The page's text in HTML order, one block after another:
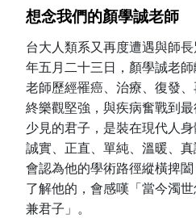
想念我們的顏學誠老師
台大人類系又再度遭遇與師
年五月二十三日，顏學誠老
老師歷經罹癌、治療、復發
終樂觀堅強，與疾病奮戰到
少見的君子，是裝在現代人
誠實、正直、單純、溫暖、
會認為他的學術路徑縱橫捭
了解他的，會感嘆「當今濁
兼君子」。